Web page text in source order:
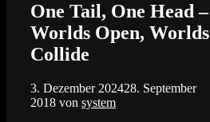
One Tail, One Head –
Worlds Open, Worlds
Collide
3. Dezember 202428. September
2018 von system